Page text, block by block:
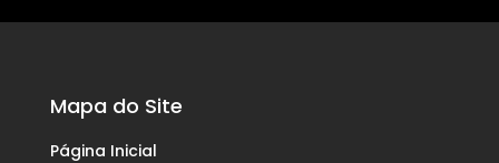
Mapa do Site
Página Inicial